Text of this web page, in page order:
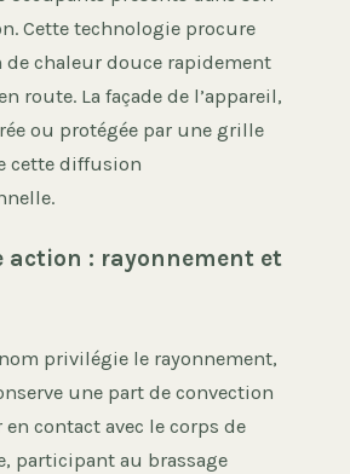
Cette technologie procure
de chaleur douce rapidement
route. La façade de l’appareil,
ou protégée par une grille
cette diffusion
action : rayonnement et
privilégie le rayonnement,
une part de convection
en contact avec le corps de
participant au brassage